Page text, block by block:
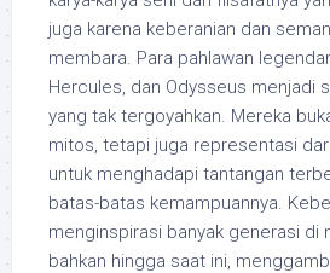
juga karena keberanian dan
membara. Para pahlawan
Hercules, dan Odysseus menjadi
yang tak tergoyahkan. Mereka
mitos, tetapi juga representasi
untuk menghadapi tantangan
batas-batas kemampuannya.
menginspirasi banyak generasi di
bahkan hingga saat ini,